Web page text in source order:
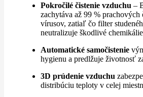
Pokročilé čistenie vzduchu –
zachytáva až 99 % prachových
vírusov, zatiaľ čo filter
neutralizuje škodlivé
Automatické samočistenie
hygienu a predlžuje životnosť
3D prúdenie vzduchu
distribúciu teploty v celej